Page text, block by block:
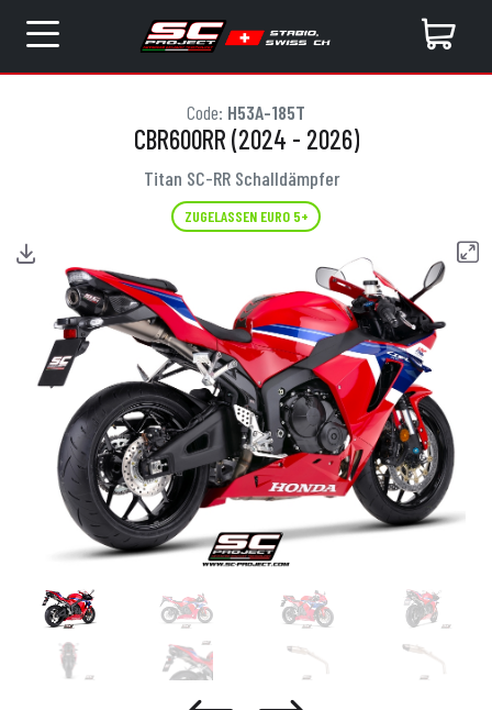
Code: H53A-185T
CBR600RR (2024 - 2026)
Titan SC-RR Schalldämpfer
ZUGELASSEN EURO 5+